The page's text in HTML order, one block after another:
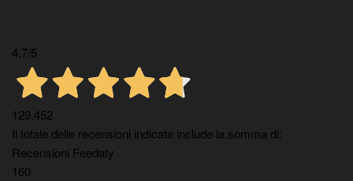
4,7/5
129.452
Il totale delle recensioni indicate include la somma di:
Recensioni Feedaty
160